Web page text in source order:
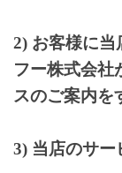
2) お客様に当
フー株式会社
スのご案内を
3) 当店のサー